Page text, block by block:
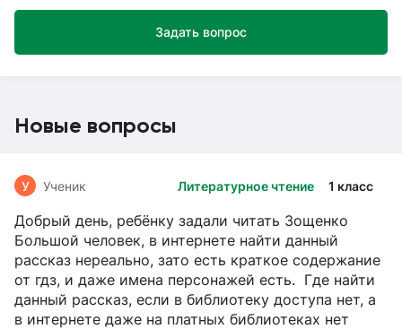
Задать вопрос
Новые вопросы
Литературное чтение 1 класс
У Ученик
Добрый день, ребёнку задали читать Зощенко
Большой человек, в интернете найти данный
рассказ нереально, зато есть краткое содержание
от гдз, и даже имена персонажей есть. Где найти
данный рассказ, если в библиотеку доступа нет, а
в интернете даже на платных библиотеках нет